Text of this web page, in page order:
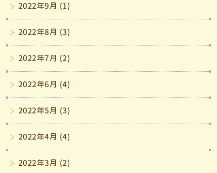
2022年9月 (1)
2022年8月 (3)
2022年7月 (2)
2022年6月 (4)
2022年5月 (3)
2022年4月 (4)
2022年3月 (2)